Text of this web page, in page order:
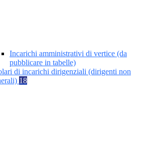
Incarichi amministrativi di vertice (da
pubblicare in tabelle)
di incarichi dirigenziali (dirigenti non
18